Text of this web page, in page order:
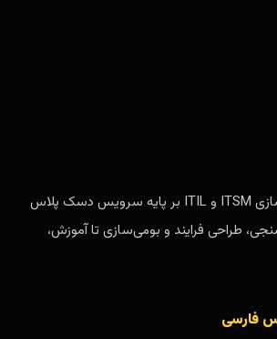
مدانت مجری پیاده‌سازی ITSM و ITIL بر پایه سرویس دسک پلاس
طراحی فرایند و بومی‌سازی تا آموزش،
فارسی